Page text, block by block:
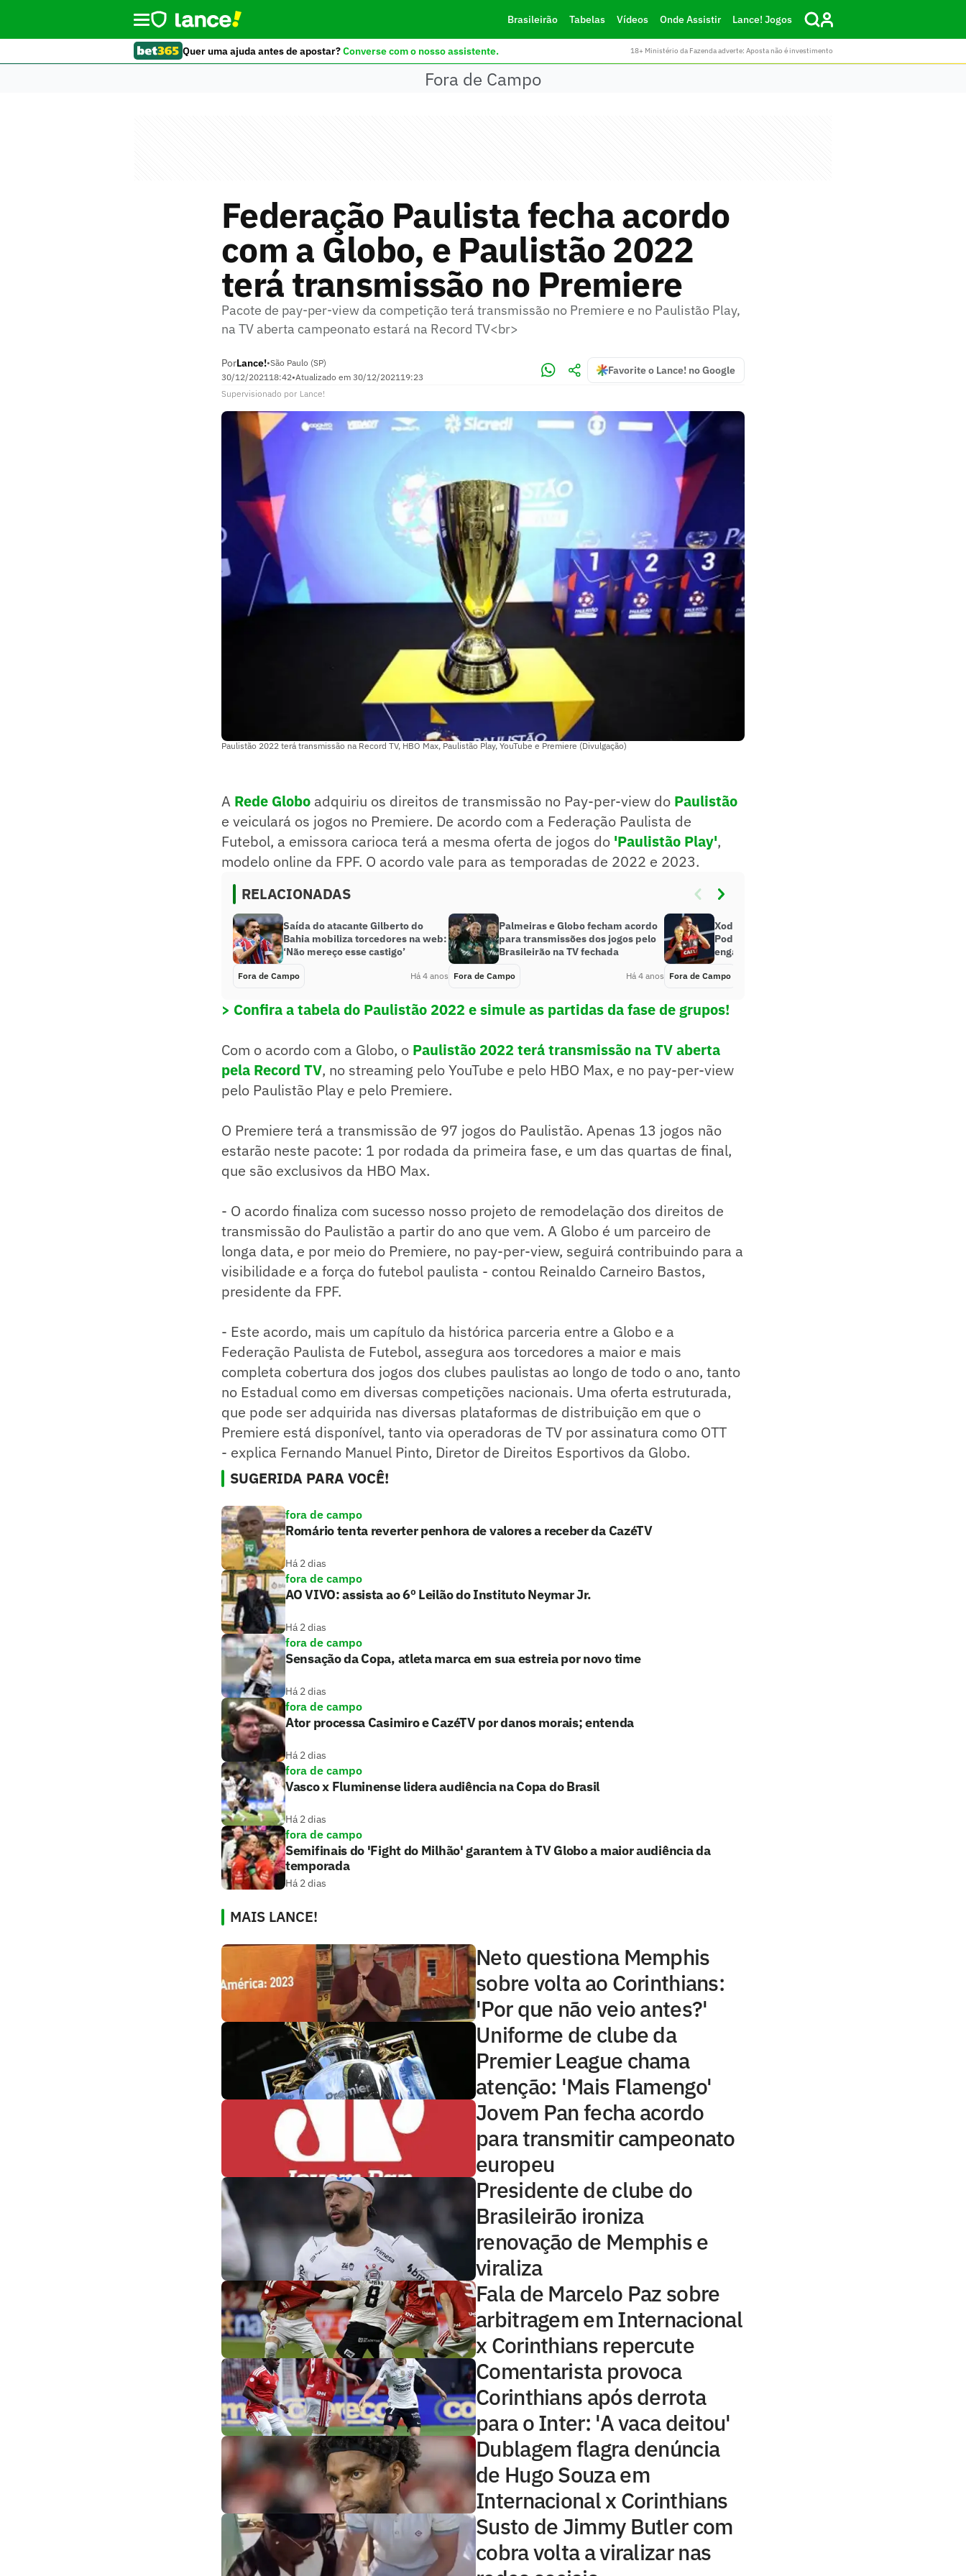
Brasileirão Tabelas Vídeos Onde Assistir Lance! Jogos
Quer uma ajuda antes de apostar?Converse com o nosso assistente. 18+ Ministério da Fazenda adverte: Aposta não é investimento
Fora de Campo
Federação Paulista fecha acordo
com a Globo, e Paulistão 2022
terá transmissão no Premiere
Pacote de pay-per-view da competição terá transmissão no Premiere e no Paulistão Play,
na TV aberta campeonato estará na Record TV<br>
PorLance!•São Paulo (SP)
30/12/202118:42•Atualizado em 30/12/202119:23
Favorite o Lance! no Google
Supervisionado por Lance!
Paulistão 2022 terá transmissão na Record TV, HBO Max, Paulistão Play, YouTube e Premiere (Divulgação)
A Rede Globo adquiriu os direitos de transmissão no Pay-per-view do Paulistão
e veiculará os jogos no Premiere. De acordo com a Federação Paulista de
Futebol, a emissora carioca terá a mesma oferta de jogos do 'Paulistão Play',
modelo online da FPF. O acordo vale para as temporadas de 2022 e 2023.
RELACIONADAS
Saída do atacante Gilberto do
Bahia mobiliza torcedores na web:
‘Não mereço esse castigo’
Fora de Campo Há 4 anos
Palmeiras e Globo fecham acordo
para transmissões dos jogos pelo
Brasileirão na TV fechada
Fora de Campo Há 4 anos
Xodó da torcida do Flamengo,
Podolski detona Paulo Sousa: ‘Nos
enganou e decepcionou’
Fora de Campo
> Confira a tabela do Paulistão 2022 e simule as partidas da fase de grupos!
Com o acordo com a Globo, o Paulistão 2022 terá transmissão na TV aberta
pela Record TV, no streaming pelo YouTube e pelo HBO Max, e no pay-per-view
pelo Paulistão Play e pelo Premiere.
O Premiere terá a transmissão de 97 jogos do Paulistão. Apenas 13 jogos não
estarão neste pacote: 1 por rodada da primeira fase, e um das quartas de final,
que são exclusivos da HBO Max.
- O acordo finaliza com sucesso nosso projeto de remodelação dos direitos de
transmissão do Paulistão a partir do ano que vem. A Globo é um parceiro de
longa data, e por meio do Premiere, no pay-per-view, seguirá contribuindo para a
visibilidade e a força do futebol paulista - contou Reinaldo Carneiro Bastos,
presidente da FPF.
- Este acordo, mais um capítulo da histórica parceria entre a Globo e a
Federação Paulista de Futebol, assegura aos torcedores a maior e mais
completa cobertura dos jogos dos clubes paulistas ao longo de todo o ano, tanto
no Estadual como em diversas competições nacionais. Uma oferta estruturada,
que pode ser adquirida nas diversas plataformas de distribuição em que o
Premiere está disponível, tanto via operadoras de TV por assinatura como OTT
- explica Fernando Manuel Pinto, Diretor de Direitos Esportivos da Globo.
SUGERIDA PARA VOCÊ!
fora de campo
Romário tenta reverter penhora de valores a receber da CazéTV
Há 2 dias
fora de campo
AO VIVO: assista ao 6º Leilão do Instituto Neymar Jr.
Há 2 dias
fora de campo
Sensação da Copa, atleta marca em sua estreia por novo time
Há 2 dias
fora de campo
Ator processa Casimiro e CazéTV por danos morais; entenda
Há 2 dias
fora de campo
Vasco x Fluminense lidera audiência na Copa do Brasil
Há 2 dias
fora de campo
Semifinais do 'Fight do Milhão' garantem à TV Globo a maior audiência da
temporada
Há 2 dias
MAIS LANCE!
Neto questiona Memphis
sobre volta ao Corinthians:
'Por que não veio antes?'
Uniforme de clube da
Premier League chama
atenção: 'Mais Flamengo'
Jovem Pan fecha acordo
para transmitir campeonato
europeu
Presidente de clube do
Brasileirão ironiza
renovação de Memphis e
viraliza
Fala de Marcelo Paz sobre
arbitragem em Internacional
x Corinthians repercute
Comentarista provoca
Corinthians após derrota
para o Inter: 'A vaca deitou'
Dublagem flagra denúncia
de Hugo Souza em
Internacional x Corinthians
Susto de Jimmy Butler com
cobra volta a viralizar nas